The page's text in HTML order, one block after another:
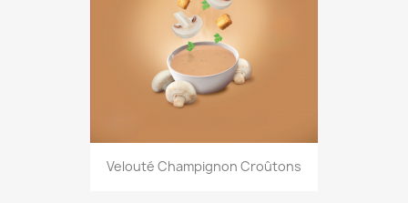
Velouté Champignon Croûtons